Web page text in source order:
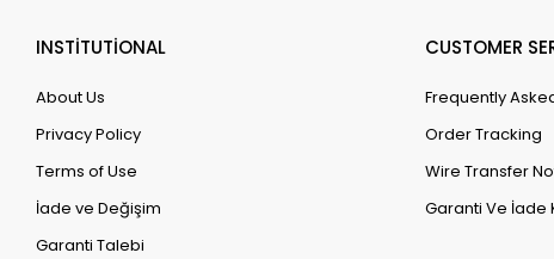
INSTİTUTİONAL
About Us
Privacy Policy
Terms of Use
İade ve Değişim
Garanti Talebi
CUSTOMER
Frequently
Order Tracking
Wire Transfer
Garanti Ve İade